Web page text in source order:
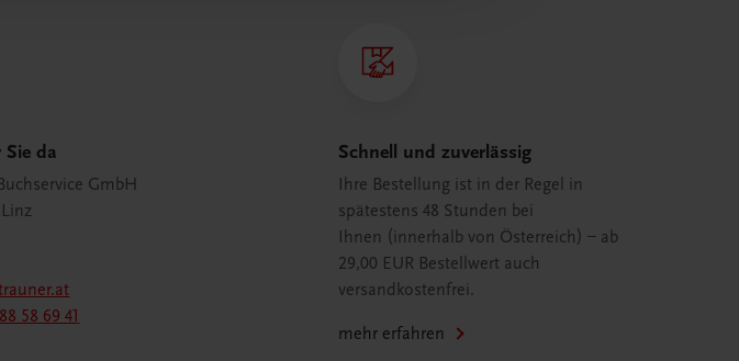
da
GmbH
58 69 41
Schnell und zuverlässig
Ihre Bestellung ist in der Regel in
spätestens 48 Stunden bei
Ihnen (innerhalb von Österreich) – ab
29,00 EUR Bestellwert auch
versandkostenfrei.
mehr erfahren